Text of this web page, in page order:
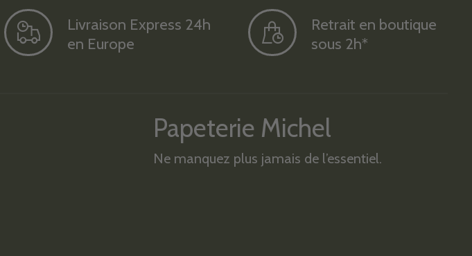
Livraison Express 24h
en Europe
Retrait en boutique
sous 2h*
Papeterie Michel
Ne manquez plus jamais de l’essentiel.